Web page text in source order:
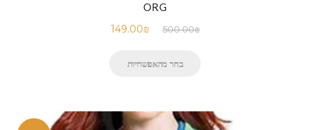
ORG
500.00₪
149.00₪
בחר מהאפשרויות